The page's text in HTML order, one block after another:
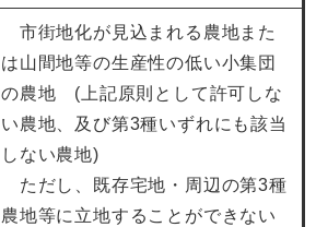
市街地化が見込まれる農地また
は山間地等の生産性の低い小集団
の農地 (上記原則として許可しな
い農地、及び第3種いずれにも該当
しない農地)
ただし、既存宅地・周辺の第3種
農地等に立地することができない